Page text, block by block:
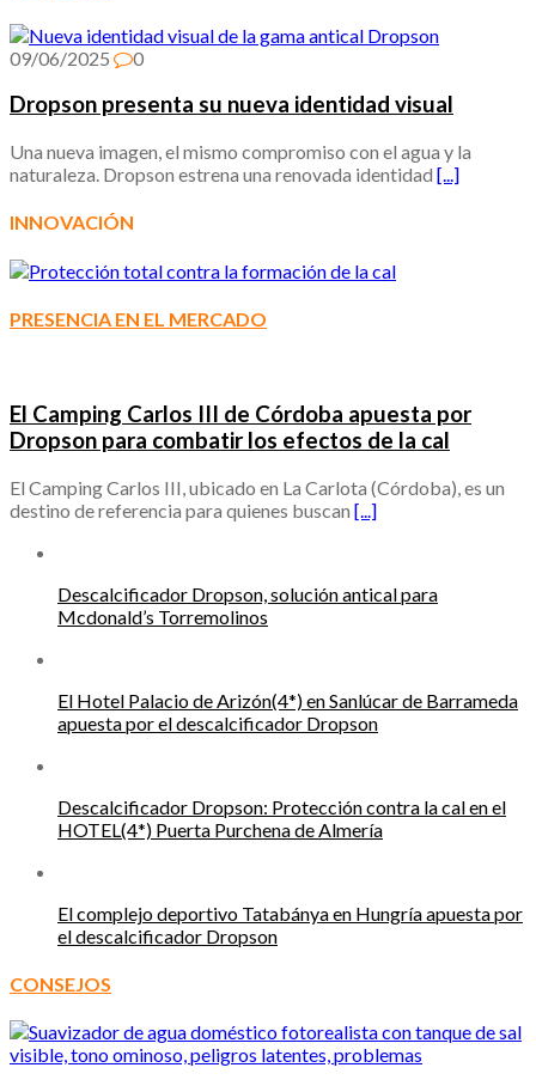
09/06/2025 0
Dropson presenta su nueva identidad visual
Una nueva imagen, el mismo compromiso con el agua y la
naturaleza. Dropson estrena una renovada identidad [...]
INNOVACIÓN
PRESENCIA EN EL MERCADO
El Camping Carlos III de Córdoba apuesta por
Dropson para combatir los efectos de la cal
El Camping Carlos III, ubicado en La Carlota (Córdoba), es un
destino de referencia para quienes buscan [...]
Descalcificador Dropson, solución antical para
Mcdonald’s Torremolinos
El Hotel Palacio de Arizón(4*) en Sanlúcar de Barrameda
apuesta por el descalcificador Dropson
Descalcificador Dropson: Protección contra la cal en el
HOTEL(4*) Puerta Purchena de Almería
El complejo deportivo Tatabánya en Hungría apuesta por
el descalcificador Dropson
CONSEJOS